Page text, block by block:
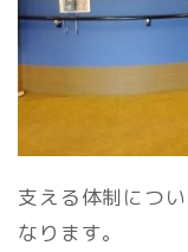
支える体制につ
なります。